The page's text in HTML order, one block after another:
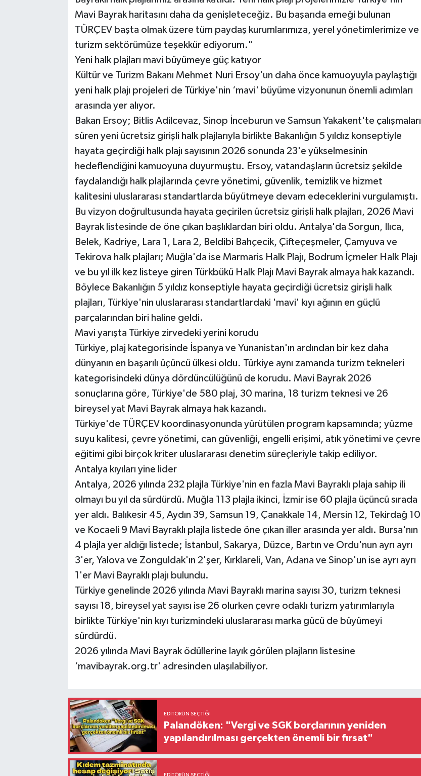
Mavi Bayrak haritasını daha da genişleteceğiz. Bu başarıda emeği bulunan
TÜRÇEV başta olmak üzere tüm paydaş kurumlarımıza, yerel yönetimlerimize ve
turizm sektörümüze teşekkür ediyorum."
Yeni halk plajları mavi büyümeye güç katıyor
Kültür ve Turizm Bakanı Mehmet Nuri Ersoy'un daha önce kamuoyuyla paylaştığı
yeni halk plajı projeleri de Türkiye'nin ‘mavi' büyüme vizyonunun önemli adımları
arasında yer alıyor.
Bakan Ersoy; Bitlis Adilcevaz, Sinop İnceburun ve Samsun Yakakent'te çalışmaları
süren yeni ücretsiz girişli halk plajlarıyla birlikte Bakanlığın 5 yıldız konseptiyle
hayata geçirdiği halk plajı sayısının 2026 sonunda 23'e yükselmesinin
hedeflendiğini kamuoyuna duyurmuştu. Ersoy, vatandaşların ücretsiz şekilde
faydalandığı halk plajlarında çevre yönetimi, güvenlik, temizlik ve hizmet
kalitesini uluslararası standartlarda büyütmeye devam edeceklerini vurgulamıştı.
Bu vizyon doğrultusunda hayata geçirilen ücretsiz girişli halk plajları, 2026 Mavi
Bayrak listesinde de öne çıkan başlıklardan biri oldu. Antalya'da Sorgun, Ilıca,
Belek, Kadriye, Lara 1, Lara 2, Beldibi Bahçecik, Çifteçeşmeler, Çamyuva ve
Tekirova halk plajları; Muğla'da ise Marmaris Halk Plajı, Bodrum İçmeler Halk Plajı
ve bu yıl ilk kez listeye giren Türkbükü Halk Plajı Mavi Bayrak almaya hak kazandı.
Böylece Bakanlığın 5 yıldız konseptiyle hayata geçirdiği ücretsiz girişli halk
plajları, Türkiye'nin uluslararası standartlardaki 'mavi' kıyı ağının en güçlü
parçalarından biri haline geldi.
Mavi yarışta Türkiye zirvedeki yerini korudu
Türkiye, plaj kategorisinde İspanya ve Yunanistan'ın ardından bir kez daha
dünyanın en başarılı üçüncü ülkesi oldu. Türkiye aynı zamanda turizm tekneleri
kategorisindeki dünya dördüncülüğünü de korudu. Mavi Bayrak 2026
sonuçlarına göre, Türkiye'de 580 plaj, 30 marina, 18 turizm teknesi ve 26
bireysel yat Mavi Bayrak almaya hak kazandı.
Türkiye'de TÜRÇEV koordinasyonunda yürütülen program kapsamında; yüzme
suyu kalitesi, çevre yönetimi, can güvenliği, engelli erişimi, atık yönetimi ve çevre
eğitimi gibi birçok kriter uluslararası denetim süreçleriyle takip ediliyor.
Antalya kıyıları yine lider
Antalya, 2026 yılında 232 plajla Türkiye'nin en fazla Mavi Bayraklı plaja sahip ili
olmayı bu yıl da sürdürdü. Muğla 113 plajla ikinci, İzmir ise 60 plajla üçüncü sırada
yer aldı. Balıkesir 45, Aydın 39, Samsun 19, Çanakkale 14, Mersin 12, Tekirdağ 10
ve Kocaeli 9 Mavi Bayraklı plajla listede öne çıkan iller arasında yer aldı. Bursa'nın
4 plajla yer aldığı listede; İstanbul, Sakarya, Düzce, Bartın ve Ordu'nun ayrı ayrı
3'er, Yalova ve Zonguldak'ın 2'şer, Kırklareli, Van, Adana ve Sinop'un ise ayrı ayrı
1'er Mavi Bayraklı plajı bulundu.
Türkiye genelinde 2026 yılında Mavi Bayraklı marina sayısı 30, turizm teknesi
sayısı 18, bireysel yat sayısı ise 26 olurken çevre odaklı turizm yatırımlarıyla
birlikte Türkiye'nin kıyı turizmindeki uluslararası marka gücü de büyümeyi
sürdürdü.
2026 yılında Mavi Bayrak ödüllerine layık görülen plajların listesine
‘mavibayrak.org.tr' adresinden ulaşılabiliyor.
EDITÖRÜN SEÇTIĞI
Palandöken: "Vergi ve SGK borçlarının yeniden
yapılandırılması gerçekten önemli bir fırsat"
EDITÖRÜN SEÇTIĞI